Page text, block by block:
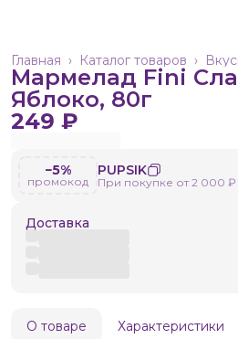
Каталог товаров ›
Главная ›
Мармелад Fini
Яблоко, 80г
249 ₽
−5%
промокод
PUPSIK
При покупке от 2 000 ₽
Доставка
О товаре Характеристики